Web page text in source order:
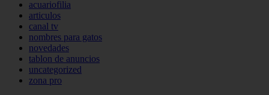
acuariofilia
articulos
canal tv
nombres para gatos
novedades
tablon de anuncios
uncategorized
zona pro